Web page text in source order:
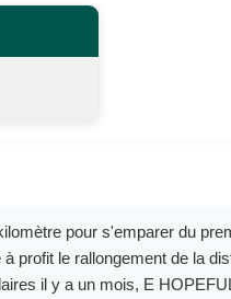
pour s'emparer du
profit le rallongement de la
il y a un mois, E